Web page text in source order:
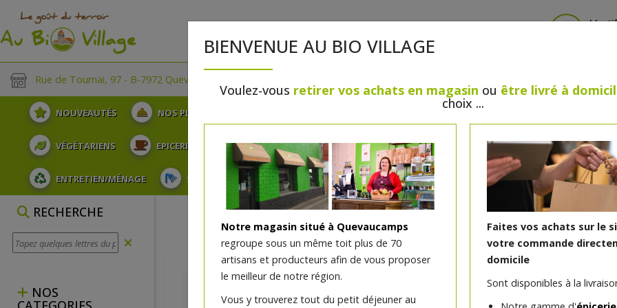
Rue de Tournai, 97 - B-7972 Quevaucamps
NOUVEAUTÉS NOS PLATEAUX
VÉGÉTARIENS EPICERIE PLATS TRAITEUR BOULANGERIE / PÂTISSERIE SANS GLUTEN, SANS
ENTRETIEN/MÉNAGE SOINS ET HYGIÈNE DU CORPS BEAUTÉ HUILES ESSENTIELLES MAISON
RECHERCHE
NOS
BIENVENUE AU BIO VILLAGE
Voulez-vous retirer vos achats en magasin ou être livré à
choix ...
Notre magasin situé à Quevaucamps
regroupe sous un même toit plus de 70
artisans et producteurs afin de vous proposer
le meilleur de notre région.
Vous y trouverez tout du petit déjeuner au
Faites vos achats sur le
votre commande
domicile
Sont disponibles à la
Crème fraîche bio